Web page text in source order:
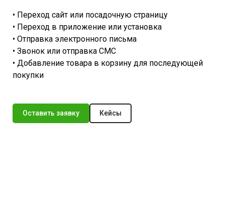
• Переход сайт или посадочную страницу
• Переход в приложение или установка
• Отправка электронного письма
• Звонок или отправка СМС
• Добавление товара в корзину для последующей
покупки
Оставить заявку Кейсы